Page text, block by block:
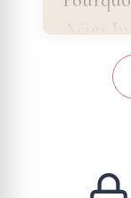
Acier
Le choix
plaqué or